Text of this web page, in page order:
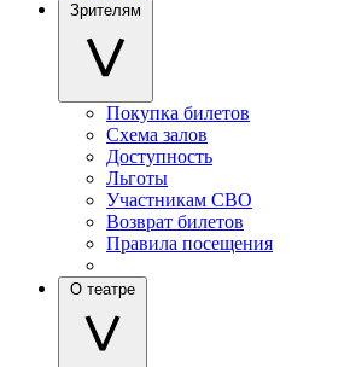
Зрителям
Покупка билетов
Схема залов
Доступность
Льготы
Участникам СВО
Возврат билетов
Правила посещения
О театре